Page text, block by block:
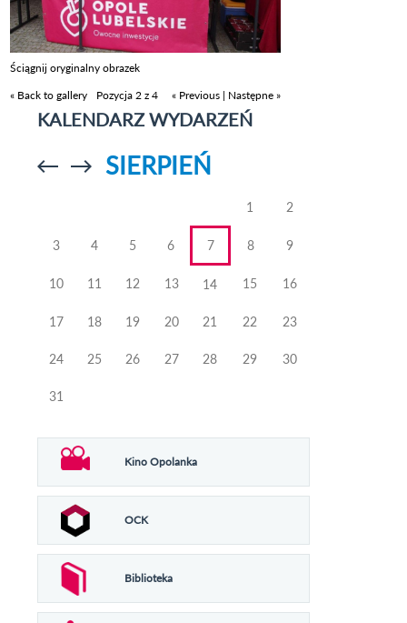
Ściągnij oryginalny obrazek
« Back to gallery
Pozycja 2 z 4 « Previous | Następne »
KALENDARZ WYDARZEŃ
Przejdź doPrzejdź do
SIERPIEŃ
1 2
3 4 5 6 7 8 9
10 11 12 13 14 15 16
17 18 19 20 21 22 23
24 25 26 27 28 29 30
31
Kino Opolanka
OCK
Biblioteka